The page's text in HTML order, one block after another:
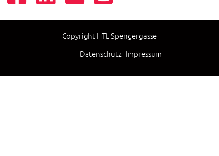
Copyright HTL Spengergasse
Datenschutz Impressum